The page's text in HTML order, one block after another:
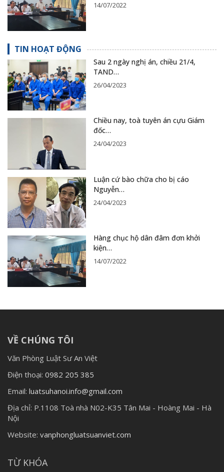
14/07/2022
TIN HOẠT ĐỘNG
Sau 2 ngày nghị án, chiều 21/4,
TAND…
26/04/2023
Chiều nay, toà tuyên án cựu Giám
đốc…
24/04/2023
Luận cứ bào chữa cho bị cáo
Nguyễn…
24/04/2023
Hàng chục hộ dân đâm đơn khởi
kiện…
14/07/2022
VỀ CHÚNG TÔI
Văn Phòng Luật Sư An Việt
Điện thoại: 0982 205 385
Email: luatsuhanoi.info@gmail.com
Địa chỉ: P.1108 Toà nhà N02-K35 Tân Mai - Hoàng Mai - Hà
Nội
Website: vanphongluatsuanviet.com
TỪ KHÓA